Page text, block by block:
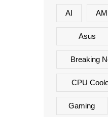
AI
Asus
Breaking
CPU
Gaming